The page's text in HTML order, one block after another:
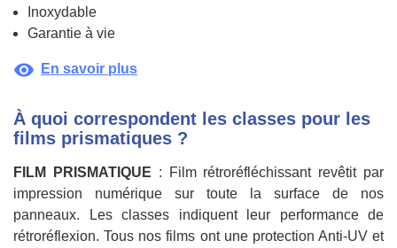
Inoxydable
Garantie à vie
visibility En savoir plus
À quoi correspondent les classes pour les
films prismatiques ?
FILM PRISMATIQUE : Film rétroréfléchissant revêtit par
impression numérique sur toute la surface de nos
panneaux. Les classes indiquent leur performance de
rétroréflexion. Tous nos films ont une protection Anti-UV et